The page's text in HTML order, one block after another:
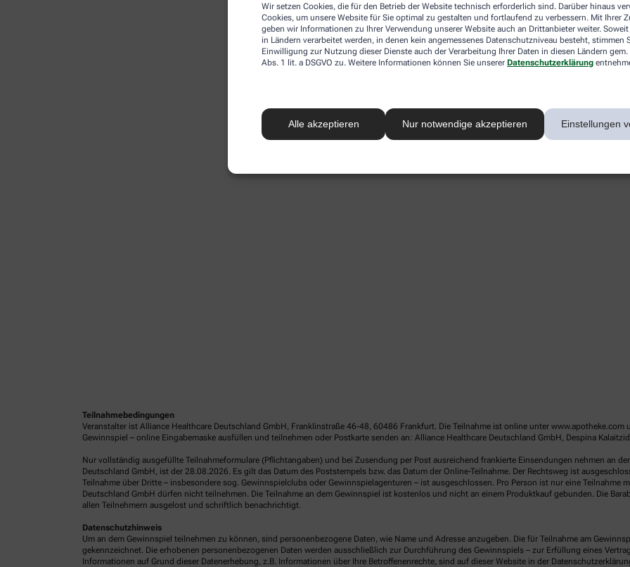
Wir setzen Cookies, die für den Betrieb der Website technisch erforderlich sind. Darüber hinaus
Cookies, um unsere Website für Sie optimal zu gestalten und fortlaufend zu verbessern. Mit Ihrer
geben wir Informationen zu Ihrer Verwendung unserer Website auch an Drittanbieter weiter. Soweit
in Ländern verarbeitet werden, in denen kein angemessenes Datenschutzniveau besteht, stimmen
Einwilligung zur Nutzung dieser Dienste auch der Verarbeitung Ihrer Daten in diesen Ländern
Abs. 1 lit. a DSGVO zu. Weitere Informationen können Sie unserer Datenschutzerklärung
Alle akzeptieren Nur notwendige akzeptieren Einstellungen
Teilnahmebedingungen
Veranstalter ist Alliance Healthcare Deutschland GmbH, Franklinstraße 46-48, 60486 Frankfurt. Die Teilnahme ist online unter
Gewinnspiel – online Eingabemaske ausfüllen und teilnehmen oder Postkarte senden an: Alliance Healthcare Deutschland GmbH, Despina
Nur vollständig ausgefüllte Teilnahmeformulare (Pflichtangaben) und bei Zusendung per Post ausreichend frankierte Einsendungen nehmen an
Deutschland GmbH, ist der 28.08.2026. Es gilt das Datum des Poststempels bzw. das Datum der Online-Teilnahme. Der Rechtsweg ist
Teilnahme über Dritte – insbesondere sog. Gewinnspielclubs oder Gewinnspielagenturen – ist ausgeschlossen. Pro Person ist nur eine Teilnahme
Deutschland GmbH dürfen nicht teilnehmen. Die Teilnahme an dem Gewinnspiel ist kostenlos und nicht an einem Produktkauf gebunden. Die
allen Teilnehmern ausgelost und schriftlich benachrichtigt.
Datenschutzhinweis
Um an dem Gewinnspiel teilnehmen zu können, sind personenbezogene Daten, wie Name und Adresse anzugeben. Die für Teilnahme am
gekennzeichnet. Die erhobenen personenbezogenen Daten werden ausschließlich zur Durchführung des Gewinnspiels – zur Erfüllung eines
Informationen auf Grund dieser Datenerhebung, z.B. Informationen über Ihre Betroffenenrechte, sind auf dieser Website in der